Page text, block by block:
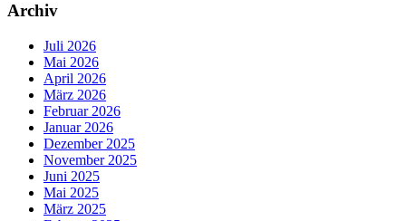
Archiv
Juli 2026
Mai 2026
April 2026
März 2026
Februar 2026
Januar 2026
Dezember 2025
November 2025
Juni 2025
Mai 2025
März 2025